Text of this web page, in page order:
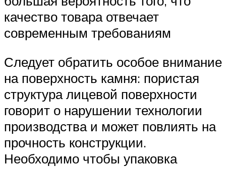
качество товара отвечает
современным требованиям
Следует обратить особое внимание
на поверхность камня: пористая
структура лицевой поверхности
говорит о нарушении технологии
производства и может повлиять на
прочность конструкции.
Необходимо чтобы упаковка